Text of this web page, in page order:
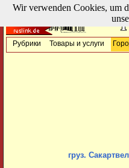
Рубрики Товары и услуги
груз.
Wir verwenden Cookies, um